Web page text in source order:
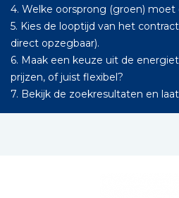
4. Welke oorsprong (groen)
5. Kies de looptijd van het contract
direct opzegbaar).
6. Maak een keuze uit de
prijzen, of juist flexibel?
7. Bekijk de zoekresultaten en